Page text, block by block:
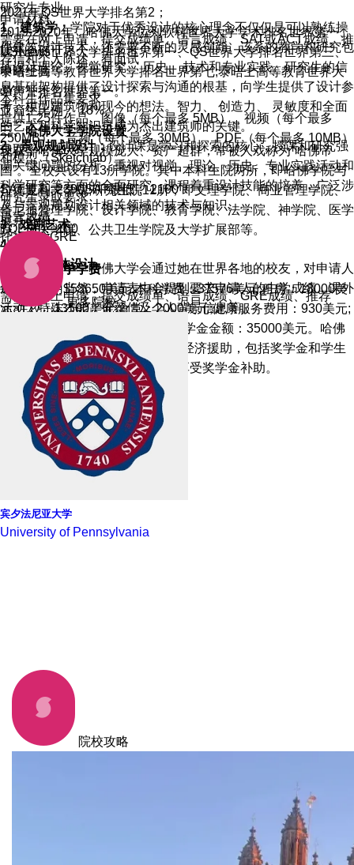
2021年QS世界大学排名第2；
2019-2020年，哈佛大学位列软科世界大学学术排名世界第一、
USNews世界大学排名世界第一、QS世界大学排名世界第三、
泰晤士高等教育世界大学排名世界第七;泰晤士高等教育世界大
学声誉排名世界第一。
三、哈佛大学学院设置
现在，哈佛大学规模庞大、资产超群，常被人戏称为“哈佛帝
国”。全校共设有13所学院。其中本科生院两所，即哈佛学院与
拉德克利夫学院;研究生院11所，即文理学院、商业管理学院、
肯尼迪管理学院、设计学院、教育学院、法学院、神学院、医学
院、牙医学院、公共卫生学院及大学扩展部等。
四、哈佛大学学费
每年总费用$53650美元;本科学费：37576美元;租房：18000美
元;住校：13500美元;食堂：2000美元;健康服务费用：930美元;
学生服务费用：2360美元;平均奖学金金额：35000美元。哈佛
大学2/3以上的新入学学生可接受经济援助，包括奖学金和学生
贷款，而一半以上的学生有资格享受奖学金补助。
研究生专业
1、建筑学：学院对于优秀设计的核心理念不仅仅是可以熟练操
作建筑设计技术，还需要不断的灵感创新。该系的教学和研究包
括设计理论、视觉研究、 历史、 技术和专业实践。研究生的信
息基础架构提供了设计探索与沟通的根基，向学生提供了设计参
考、模型建筑物和现今的想法。智力、 创造力、 灵敏度和全面
的艺术和科学知识是成为杰出建筑师的关键。
2、景观规划设计：设计课是学习和探索的核心，授课和研究强
调关键问题的分析，重视对视觉、理论、历史、专业实践活动和
科学研究等方面的全面研究。课程着重设计技能的培养，广泛涉
及与景观规划设计相关领域的技术与知识。
3、戏剧艺术
4、设计
5、数字媒体设计
申请材料
需要在网上申请，提交成绩单、语言成绩、SAT或ACT成绩、推
荐信和个人陈述。有面试
本科生作品集要求
提供1-25件作品。图像（每个最多 5MB）、视频（每个最多
250MB）、音频（每个最多 30MB）、PDF（每个最多 10MB）
和模型（Sketchfab）。
研究生录取要求
语言成绩
托福100;GRE
申请材料
需要在网上申请，提交成绩单、语言成绩、GRE成绩、推荐
信、个人陈述和作品集。有面试。
研究生作品集要求
通过slideroom上传。
展开全部
申请经验
JY
亚裔生比例： 18%
录取率： 11%
SAT最高: 2390SAT最低： 2100
TOEFL： 100
在录取过程中，哈佛大学会通过她在世界各地的校友，对申请人
进行面试。当然，申请表中会提到要求申请人的中学成绩、课外
活动、特殊才能、推荐信及个人背景信息等。
展开全部
更多院校
宾夕法尼亚大学
University of Pennsylvania
院校攻略